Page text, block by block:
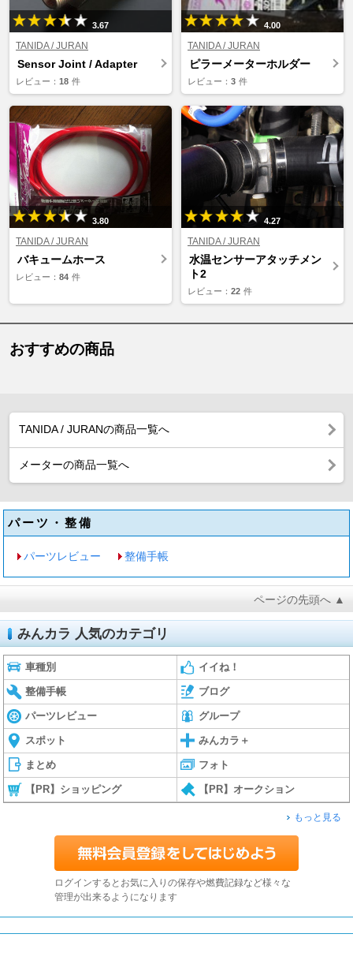
3.67
TANIDA / JURAN
Sensor Joint / Adapter
レビュー： 18 件
4.00
TANIDA / JURAN
ピラーメーターホルダー
レビュー： 3 件
3.80
TANIDA / JURAN
バキュームホース
レビュー： 84 件
4.27
TANIDA / JURAN
水温センサーアタッチメン
ト2
レビュー： 22 件
おすすめの商品
TANIDA / JURANの商品一覧へ
メーターの商品一覧へ
パーツ・整備
パーツレビュー 整備手帳
ページの先頭へ ▲
みんカラ 人気のカテゴリ
車種別 イイね！
整備手帳 ブログ
パーツレビュー グループ
スポット みんカラ＋
まとめ フォト
【PR】ショッピング 【PR】オークション
もっと見る
ログインするとお気に入りの保存や燃費記録など様々な
管理が出来るようになります